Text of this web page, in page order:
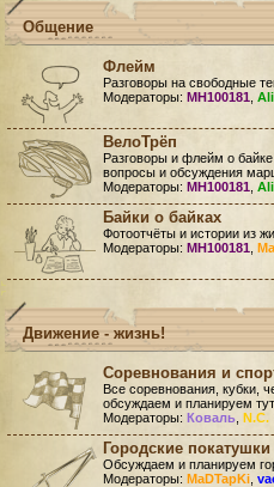
Общение
Флейм
Разговоры на свободные
Модераторы: MH100181
ВелоТрёп
Разговоры и флейм о
вопросы и обсуждения
Модераторы: MH100181
Байки о байках
Фотоотчёты и истории из
Модераторы: MH100181
Движение - жизнь!
Соревнования и
Все соревнования, кубки,
обсуждаем и планируем тут.
Модераторы: Коваль N.C.
Городские покатушки
Обсуждаем и планируем
Модераторы: MaDTapKi